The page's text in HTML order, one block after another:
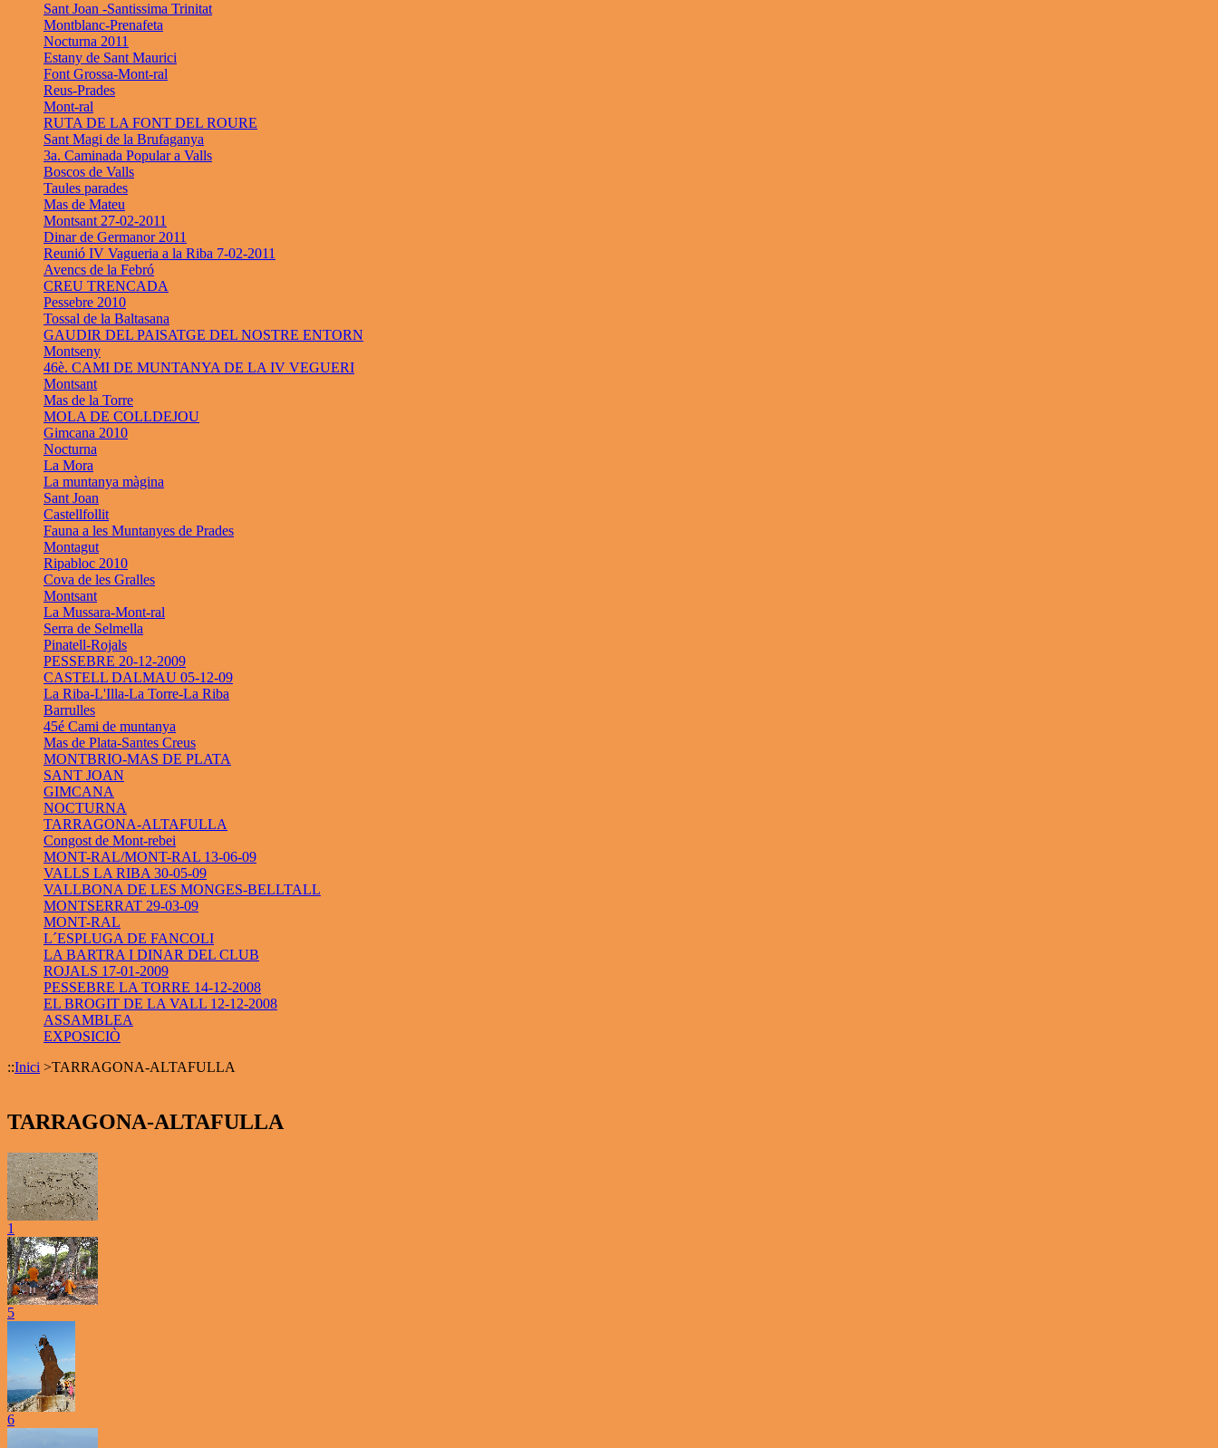
Sant Joan -Santissima Trinitat
Montblanc-Prenafeta
Nocturna 2011
Estany de Sant Maurici
Font Grossa-Mont-ral
Reus-Prades
Mont-ral
RUTA DE LA FONT DEL ROURE
Sant Magi de la Brufaganya
3a. Caminada Popular a Valls
Boscos de Valls
Taules parades
Mas de Mateu
Montsant 27-02-2011
Dinar de Germanor 2011
Reunió IV Vagueria a la Riba 7-02-2011
Avencs de la Febró
CREU TRENCADA
Pessebre 2010
Tossal de la Baltasana
GAUDIR DEL PAISATGE DEL NOSTRE ENTORN
Montseny
46è. CAMI DE MUNTANYA DE LA IV VEGUERI
Montsant
Mas de la Torre
MOLA DE COLLDEJOU
Gimcana 2010
Nocturna
La Mora
La muntanya màgina
Sant Joan
Castellfollit
Fauna a les Muntanyes de Prades
Montagut
Ripabloc 2010
Cova de les Gralles
Montsant
La Mussara-Mont-ral
Serra de Selmella
Pinatell-Rojals
PESSEBRE 20-12-2009
CASTELL DALMAU 05-12-09
La Riba-L'Illa-La Torre-La Riba
Barrulles
45é Cami de muntanya
Mas de Plata-Santes Creus
MONTBRIO-MAS DE PLATA
SANT JOAN
GIMCANA
NOCTURNA
TARRAGONA-ALTAFULLA
Congost de Mont-rebei
MONT-RAL/MONT-RAL 13-06-09
VALLS LA RIBA 30-05-09
VALLBONA DE LES MONGES-BELLTALL
MONTSERRAT 29-03-09
MONT-RAL
L´ESPLUGA DE FANCOLI
LA BARTRA I DINAR DEL CLUB
ROJALS 17-01-2009
PESSEBRE LA TORRE 14-12-2008
EL BROGIT DE LA VALL 12-12-2008
ASSAMBLEA
EXPOSICIÒ
::Inici >TARRAGONA-ALTAFULLA
TARRAGONA-ALTAFULLA
1
5
6